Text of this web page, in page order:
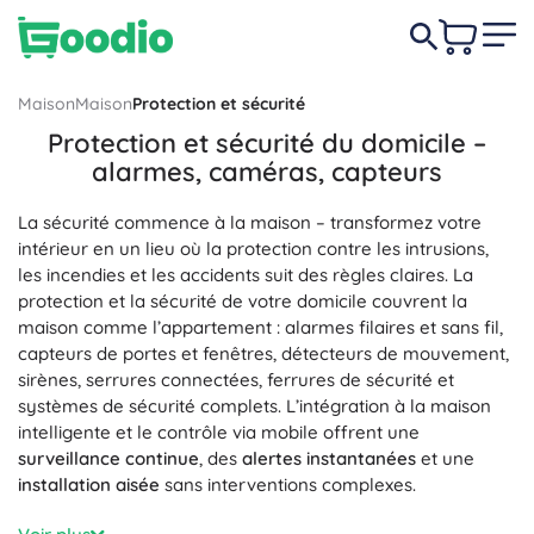
MaisonMaisonProtection et sécurité
Protection et sécurité du domicile –
alarmes, caméras, capteurs
La sécurité commence à la maison – transformez votre
intérieur en un lieu où la protection contre les intrusions,
les incendies et les accidents suit des règles claires. La
protection et la sécurité de votre domicile couvrent la
maison comme l’appartement : alarmes filaires et sans fil,
capteurs de portes et fenêtres, détecteurs de mouvement,
sirènes, serrures connectées, ferrures de sécurité et
systèmes de sécurité complets. L’intégration à la maison
intelligente et le contrôle via mobile offrent une
surveillance continue, des alertes instantanées et une
installation aisée sans interventions complexes.
Pour la prévention des risques, misez sur les détecteurs de